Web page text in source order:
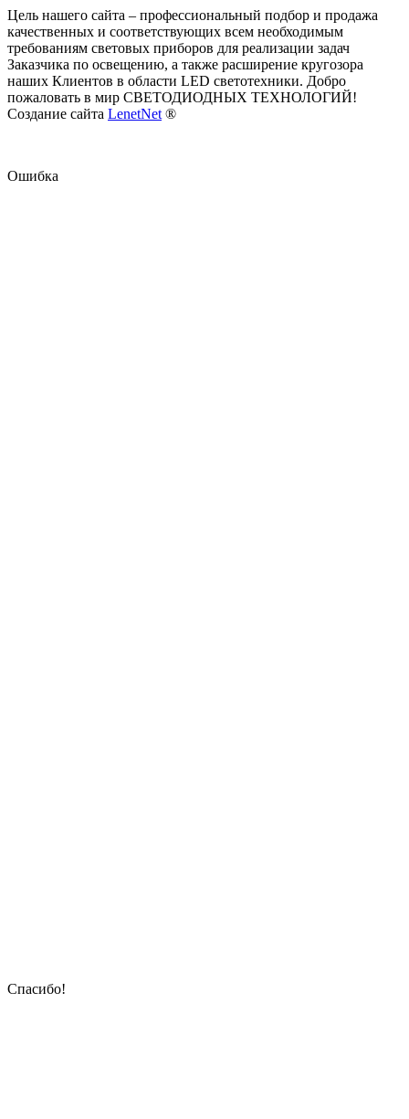
Цель нашего сайта – профессиональный подбор и продажа
качественных и соответствующих всем необходимым
требованиям световых приборов для реализации задач
Заказчика по освещению, а также расширение кругозора
наших Клиентов в области LED светотехники. Добро
пожаловать в мир СВЕТОДИОДНЫХ ТЕХНОЛОГИЙ!
Создание сайта LenetNet ®
Ошибка
Спасибо!